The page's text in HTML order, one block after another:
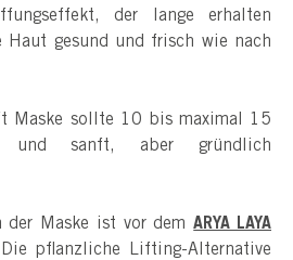
der lange erhalten
gesund und frisch wie nach
Maske sollte 10 bis maximal 15
und sanft, aber gründlich
der Maske ist vor demARYA LAYA
pflanzliche Lifting-Alternative